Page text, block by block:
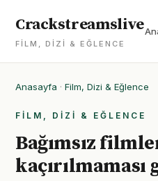
Crackstreamslive
FILM, DIZI & EĞLENCE
Anasayfa · Film, Dizi & Eğlence
FILM, DIZI & EĞLENCE
Bağımsız